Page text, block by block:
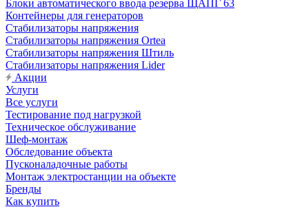
Блоки автоматического ввода резерва ЩАПГ 63
Контейнеры для генераторов
Стабилизаторы напряжения
Стабилизаторы напряжения Ortea
Стабилизаторы напряжения Штиль
Стабилизаторы напряжения Lider
Акции
Услуги
Все услуги
Тестирование под нагрузкой
Техническое обслуживание
Шеф-монтаж
Обследование объекта
Пусконаладочные работы
Монтаж электростанции на объекте
Бренды
Как купить